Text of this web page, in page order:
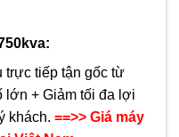
kva:
trực tiếp tận gốc từ
lớn + Giảm tối đa lợi
khách. ==>> Giá máy